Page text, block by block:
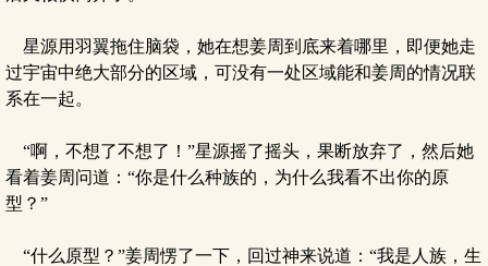
星源用羽翼拖住脑袋，她在想姜周到底来着哪里，即便她走
过宇宙中绝大部分的区域，可没有一处区域能和姜周的情况联
系在一起。
“啊，不想了不想了！”星源摇了摇头，果断放弃了，然后她
看着姜周问道：“你是什么种族的，为什么我看不出你的原
型？”
“什么原型？”姜周愣了一下，回过神来说道：“我是人族，生